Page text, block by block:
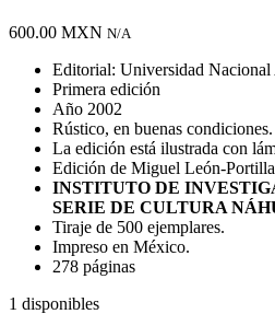
600.00 MXN N/A
Editorial: Universidad
Primera edición
Año 2002
Rústico, en buenas condiciones.
La edición está ilustrada con
Edición de Miguel León-
INSTITUTO DE
SERIE DE CULTURA
Tiraje de 500 ejemplares.
Impreso en México.
278 páginas
1 disponibles